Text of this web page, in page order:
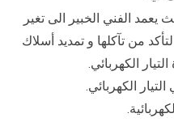
الفني الخبير الى تغير
من تآكلها و تمديد أسلاك
الكهربائي.
الكهربائي.